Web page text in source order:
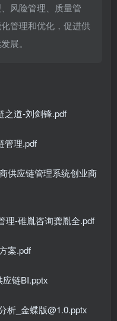
风险管理、质量管
管理和优化，促进供
展。
之道-刘剑锋.pdf
管理.pdf
供应链管理系统创业商
理-碓胤咨询龚胤全.pdf
案.pdf
链BI.pptx
析_金蝶版@1.0.pptx